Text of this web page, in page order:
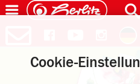
Cookie-